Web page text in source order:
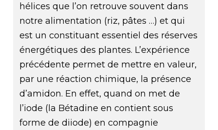
hélices que l’on retrouve souvent dans
notre alimentation (riz, pâtes …) et qui
est un constituant essentiel des réserves
énergétiques des plantes. L’expérience
précédente permet de mettre en valeur,
par une réaction chimique, la présence
d’amidon. En effet, quand on met de
l’iode (la Bétadine en contient sous
forme de diiode) en compagnie